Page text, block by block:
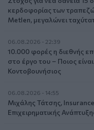
κερδοφορίας των
Metlen, μεγαλώνει
06.08.2026 - 22:39
10.000 φορές η διεθνής
στο έργο του – Ποιος
Κοντοβουνήσιος
06.08.2026 - 14:55
Μιχάλης Τάτσης,
Επιχειρηματικής